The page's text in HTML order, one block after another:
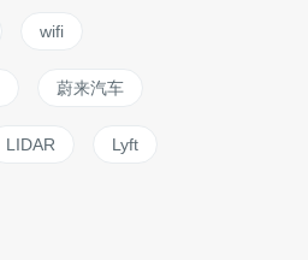
wifi
蔚来汽车
LIDAR Lyft